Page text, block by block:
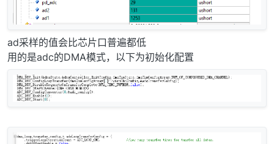
ad采样的值会比芯片口普遍都低
用的是adc的DMA模式，以下为初始化配置